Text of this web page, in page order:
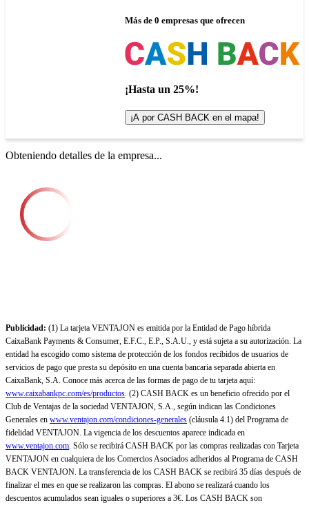
Más de 0 empresas que ofrecen
¡Hasta un 25%!
¡A por CASH BACK en el mapa!
Obteniendo detalles de la empresa...
Publicidad: (1) La tarjeta VENTAJON es emitida por la Entidad de Pago híbrida
CaixaBank Payments & Consumer, E.F.C., E.P., S.A.U., y está sujeta a su autorización. La
entidad ha escogido como sistema de protección de los fondos recibidos de usuarios de
servicios de pago que presta su depósito en una cuenta bancaria separada abierta en
CaixaBank, S.A. Conoce más acerca de las formas de pago de tu tarjeta aquí:
www.caixabankpc.com/es/productos. (2) CASH BACK es un beneficio ofrecido por el
Club de Ventajas de la sociedad VENTAJON, S.A., según indican las Condiciones
Generales en www.ventajon.com/condiciones-generales (cláusula 4.1) del Programa de
fidelidad VENTAJON. La vigencia de los descuentos aparece indicada en
www.ventajon.com. Sólo se recibirá CASH BACK por las compras realizadas con Tarjeta
VENTAJON en cualquiera de los Comercios Asociados adheridos al Programa de CASH
BACK VENTAJON. La transferencia de los CASH BACK se recibirá 35 días después de
finalizar el mes en que se realizaron las compras. El abono se realizará cuando los
descuentos acumulados sean iguales o superiores a 3€. Los CASH BACK son